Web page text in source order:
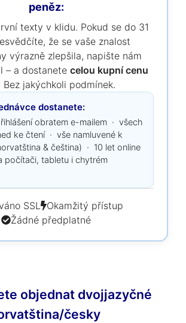
peněz:
texty v klidu. Pokud se do 31
že se vaše znalost
výrazně zlepšila, napište nám
– a dostanete celou kupní cenu
Bez jakýchkoli podmínek.
dostanete:
obratem e-mailem · všech
ke čtení · vše namluvené k
& čeština) · 10 let online
počítači, tabletu i chytrém
SSL Okamžitý přístup
Žádné předplatné
objednat dvojjazyčné
česky